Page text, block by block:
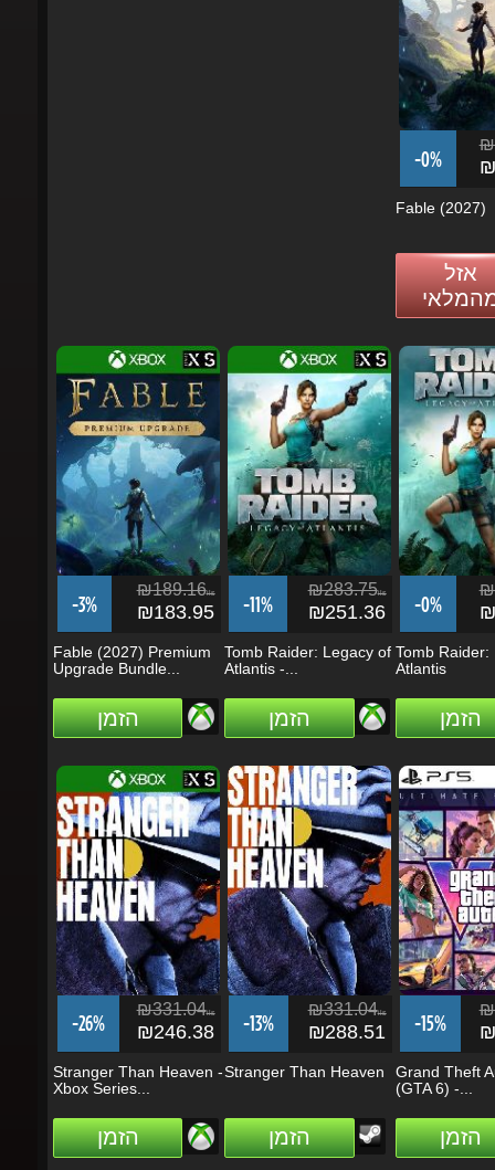
-0%
Fable (2027)
מהמלאי
-3%
₪189.16
₪183.95
Fable (2027) Premium
Upgrade Bundle...
הזמן
-11%
₪283.75ils
₪251.36
Tomb Raider: Legacy of
הזמן
-0%
Tomb Raider:
הזמן
-26%
₪331.04ils
₪246.38
Stranger Than Heaven -
Xbox Series...
הזמן
-13%
₪331.04ils
₪288.51
Stranger Than Heaven
הזמן
-15%
Grand Theft
(GTA 6) -...
הזמן